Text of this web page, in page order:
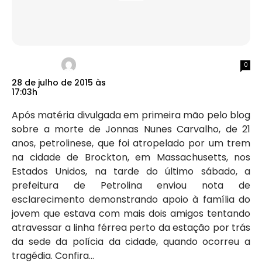
28 de julho de 2015 às
17:03h
0
Após matéria divulgada em primeira mão pelo blog
sobre a morte de Jonnas Nunes Carvalho, de 21
anos, petrolinese, que foi atropelado por um trem
na cidade de Brockton, em Massachusetts, nos
Estados Unidos, na tarde do último sábado, a
prefeitura de Petrolina enviou nota de
esclarecimento demonstrando apoio à família do
jovem que estava com mais dois amigos tentando
atravessar a linha férrea perto da estação por trás
da sede da polícia da cidade, quando ocorreu a
tragédia. Confira...